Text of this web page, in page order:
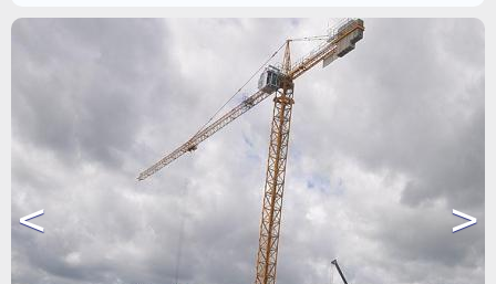
< >